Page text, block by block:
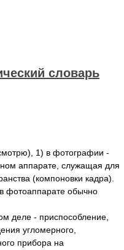
словарь
1) в фотографии -
аппарате, служащая для
(компоновки кадра).
в фотоаппарате обычно
деле - приспособление,
угломерного,
прибора на